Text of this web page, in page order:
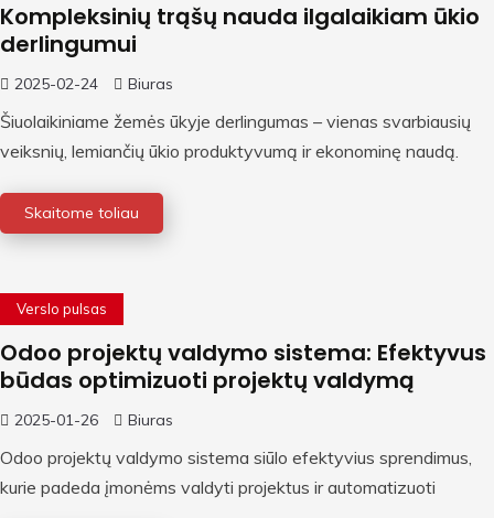
Kompleksinių trąšų nauda ilgalaikiam ūkio
derlingumui
2025-02-24 Biuras
Šiuolaikiniame žemės ūkyje derlingumas – vienas svarbiausių
veiksnių, lemiančių ūkio produktyvumą ir ekonominę naudą.
Skaitome toliau
Verslo pulsas
Odoo projektų valdymo sistema: Efektyvus
būdas optimizuoti projektų valdymą
2025-01-26 Biuras
Odoo projektų valdymo sistema siūlo efektyvius sprendimus,
kurie padeda įmonėms valdyti projektus ir automatizuoti